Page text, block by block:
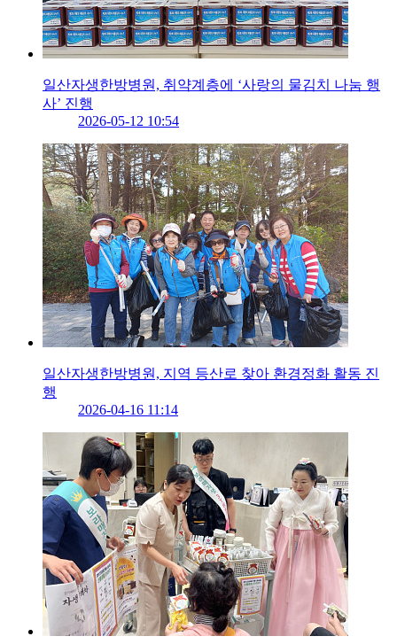
일산자생한방병원, 취약계층에 ‘사랑의 물김치 나눔 행
사’ 진행
2026-05-12 10:54
일산자생한방병원, 지역 등산로 찾아 환경정화 활동 진
행
2026-04-16 11:14